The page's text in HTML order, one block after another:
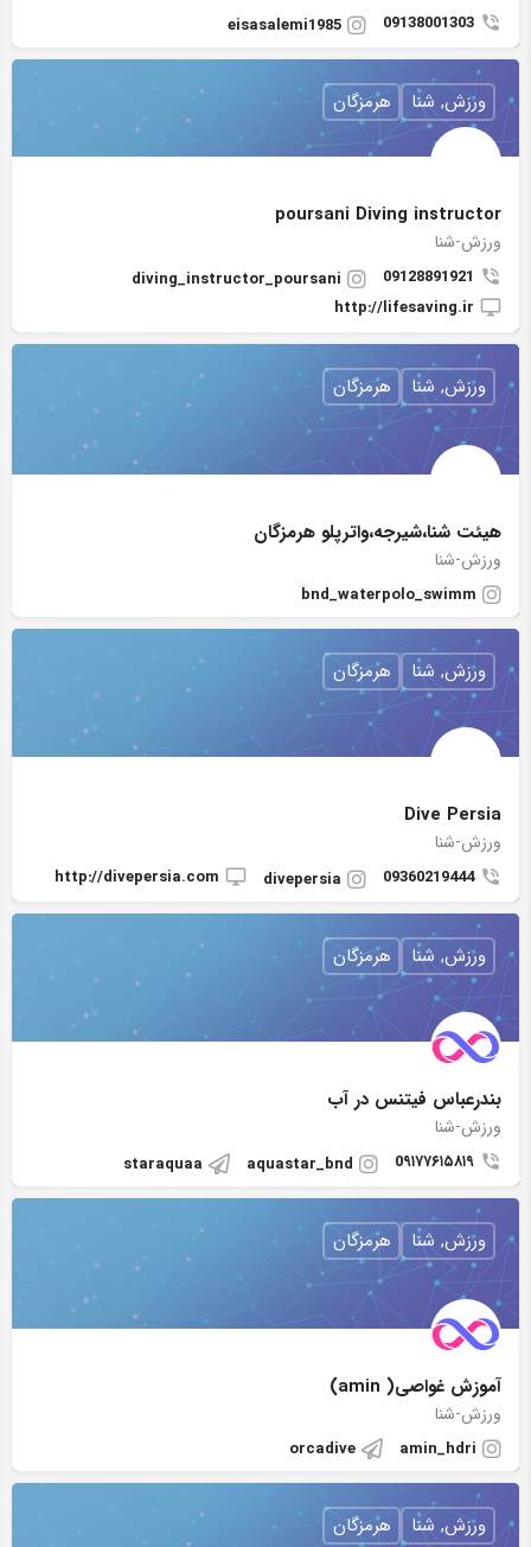
09138001303
eisasalemi1985
poursani Diving instructor
ورزش-شنا
09128891921
diving_instructor_poursani
http://lifesaving.ir
ورزش, شنا هرمزگان
هیئت شنا،شیرجه،واترپلو هرمزگان
ورزش-شنا
bnd_waterpolo_swimm
ورزش, شنا هرمزگان
Dive Persia
ورزش-شنا
09360219444
divepersia
http://divepersia.com
ورزش, شنا هرمزگان
بندرعباس فیتنس در آب
ورزش-شنا
0۹۱۷۷۶۱۵۸۱۹ aquastar_bnd
staraquaa
ورزش, شنا هرمزگان
آموزش غواصی( amin)
ورزش-شنا
amin_hdri
orcadive
ورزش, شنا هرمزگان
ورزش, شنا هرمزگان